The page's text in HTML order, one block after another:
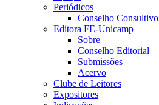
Periódicos
Conselho Consultivo
Editora FE-Unicamp
Sobre
Conselho Editorial
Submissões
Acervo
Clube de Leitores
Expositores